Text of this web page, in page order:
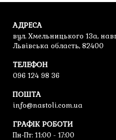
АДРЕСА
вул. Хмельницького 13а,
Львівська область, 82400
ТЕЛЕФОН
096 124 98 36
ПОШТА
info@nastoli.com.ua
ГРАФІК РОБОТИ
Пн-Пт: 11:00 - 17:00